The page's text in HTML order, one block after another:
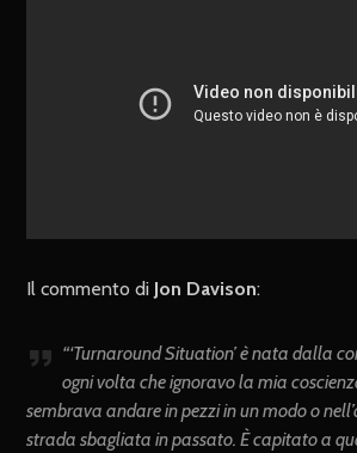
Il commento di Jon Davison:
“‘Turnaround Situation’ è nata dalla
ogni volta che ignoravo la mia
sembrava andare in pezzi in un modo o
strada sbagliata in passato. È capitato a